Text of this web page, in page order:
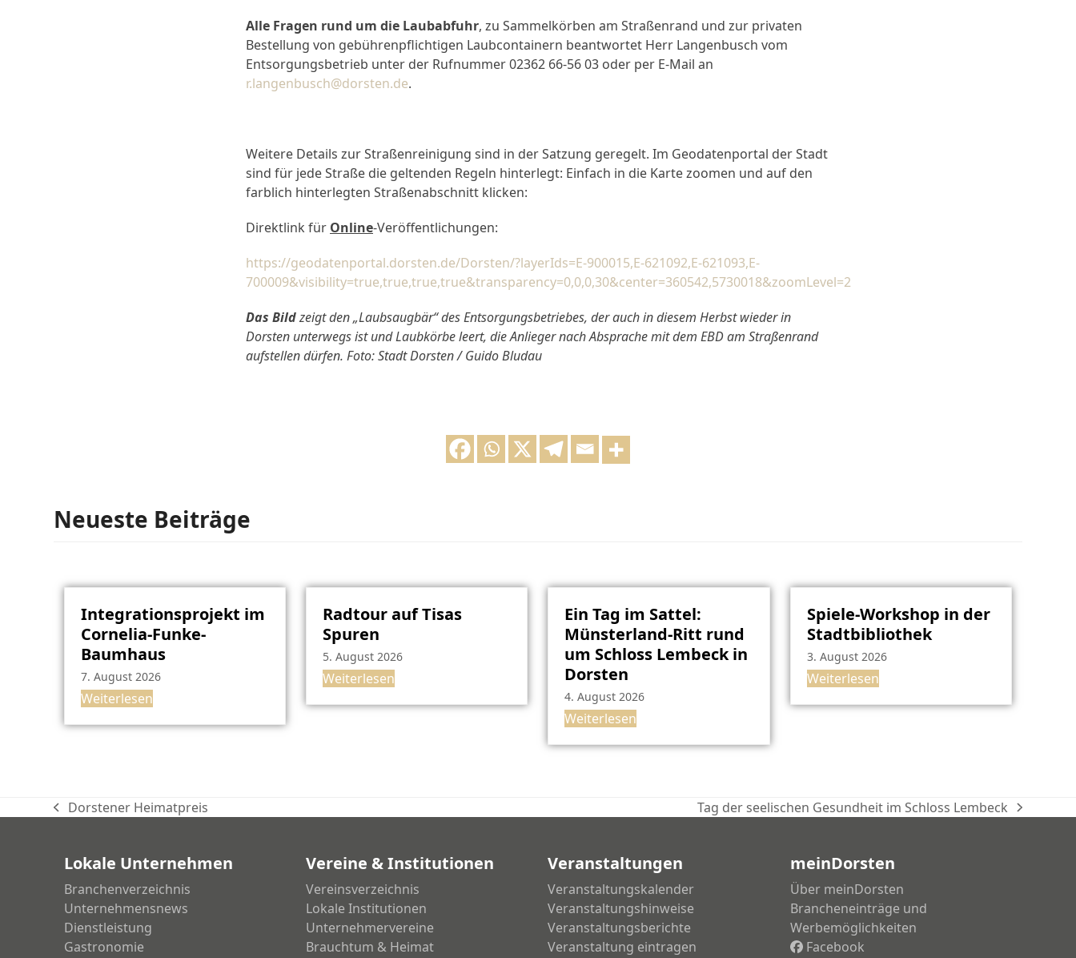
Alle Fragen rund um die Laubabfuhr, zu Sammelkörben am Straßenrand und zur privaten
Bestellung von gebührenpflichtigen Laubcontainern beantwortet Herr Langenbusch vom
Entsorgungsbetrieb unter der Rufnummer 02362 66-56 03 oder per E-Mail an
r.langenbusch@dorsten.de.
Weitere Details zur Straßenreinigung sind in der Satzung geregelt. Im Geodatenportal der Stadt
sind für jede Straße die geltenden Regeln hinterlegt: Einfach in die Karte zoomen und auf den
farblich hinterlegten Straßenabschnitt klicken:
Direktlink für Online-Veröffentlichungen:
https://geodatenportal.dorsten.de/Dorsten/?layerIds=E-900015,E-621092,E-621093,E-
700009&visibility=true,true,true,true&transparency=0,0,0,30&center=360542,5730018&zoomLevel=2
Das Bildzeigt den „Laubsaugbär“ des Entsorgungsbetriebes, der auch in diesem Herbst wieder in
Dorsten unterwegs ist und Laubkörbe leert, die Anlieger nach Absprache mit dem EBD am Straßenrand
aufstellen dürfen. Foto: Stadt Dorsten / Guido Bludau
Neueste Beiträge
Integrationsprojekt im
Cornelia-Funke-
Baumhaus
7. August 2026
Weiterlesen
Radtour auf Tisas
Spuren
5. August 2026
Weiterlesen
Ein Tag im Sattel:
Münsterland-Ritt rund
um Schloss Lembeck in
Dorsten
4. August 2026
Weiterlesen
Spiele-Workshop in der
Stadtbibliothek
3. August 2026
Weiterlesen
vorheriger
Dorstener Heimatpreis
Nächster
Tag der seelischen Gesundheit im Schloss Lembeck
Lokale Unternehmen
Branchenverzeichnis
Unternehmensnews
Dienstleistung
Gastronomie
Vereine & Institutionen
Vereinsverzeichnis
Lokale Institutionen
Unternehmervereine
Brauchtum & Heimat
Veranstaltungen
Veranstaltungskalender
Veranstaltungshinweise
Veranstaltungsberichte
Veranstaltung eintragen
meinDorsten
Über meinDorsten
Brancheneinträge und
Werbemöglichkeiten
Facebook